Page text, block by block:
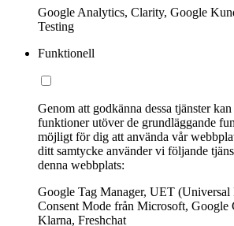
Google Analytics, Clarity, Google
Testing
Funktionell
Genom att godkänna dessa tjänster
funktioner utöver de grundläggande
möjligt för dig att använda vår
ditt samtycke använder vi följande
denna webbplats:
Google Tag Manager, UET
Consent Mode från Microsoft, Google
Klarna, Freshchat